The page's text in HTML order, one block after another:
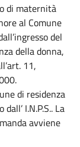
di maternità
al Comune
del
della donna,
11,
di residenza
I.N.P.S.. La
avviene